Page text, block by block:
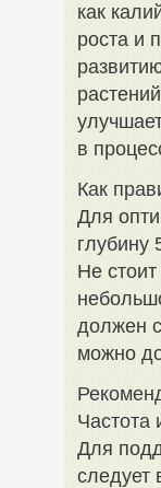
как
роста и
в
Как
Для
глубину
Не
должен
можно
Частота
Для
следует